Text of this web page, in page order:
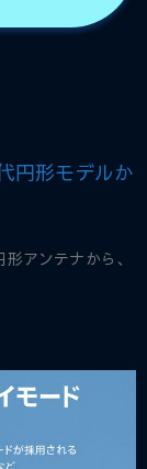
円形モデルか
アンテナから、